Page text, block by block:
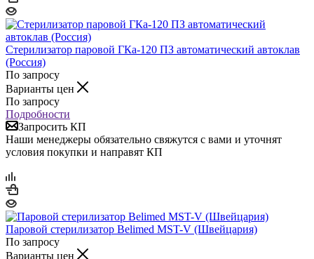
Стерилизатор паровой ГКа-120 ПЗ автоматический автоклав
(Россия)
По запросу
Варианты цен
По запросу
Подробности
Запросить КП
Наши менеджеры обязательно свяжутся с вами и уточнят
условия покупки и направят КП
Паровой стерилизатор Belimed MST-V (Швейцария)
По запросу
Варианты цен